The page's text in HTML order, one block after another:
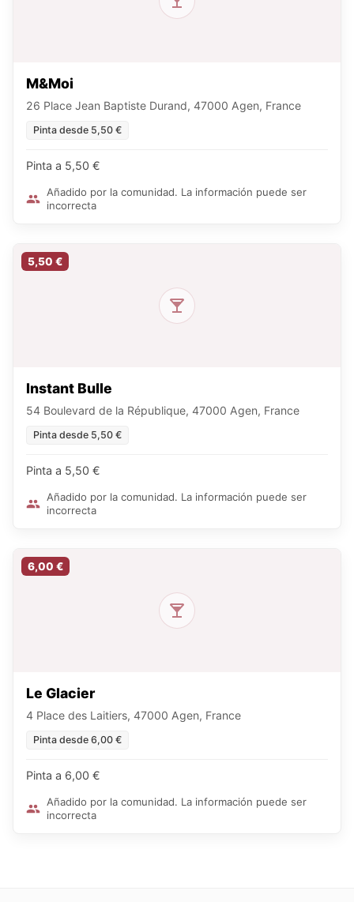
M&Moi
26 Place Jean Baptiste Durand, 47000 Agen, France
Pinta desde 5,50 €
Pinta a 5,50 €
Añadido por la comunidad. La información puede ser
incorrecta
5,50 €
Instant Bulle
54 Boulevard de la République, 47000 Agen, France
Pinta desde 5,50 €
Pinta a 5,50 €
Añadido por la comunidad. La información puede ser
incorrecta
6,00 €
Le Glacier
4 Place des Laitiers, 47000 Agen, France
Pinta desde 6,00 €
Pinta a 6,00 €
Añadido por la comunidad. La información puede ser
incorrecta